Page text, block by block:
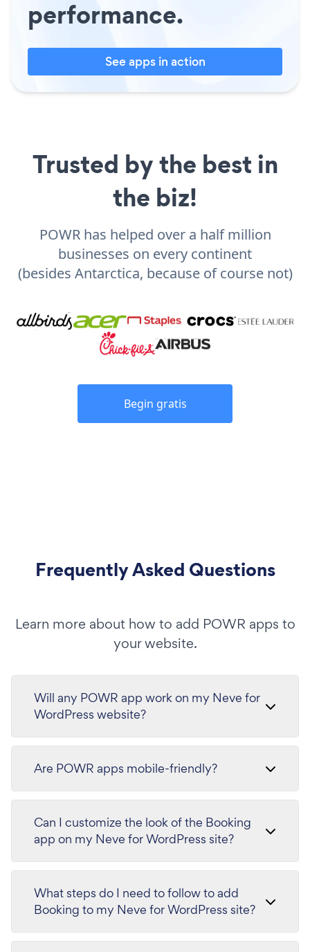
performance.
See apps in action
Trusted by the best in
the biz!
POWR has helped over a half million
businesses on every continent
(besides Antarctica, because of course not)
Begin gratis
Frequently Asked Questions
Learn more about how to add POWR apps to
your website.
Will any POWR app work on my Neve for
WordPress website?
Are POWR apps mobile-friendly?
Can I customize the look of the Booking
app on my Neve for WordPress site?
What steps do I need to follow to add
Booking to my Neve for WordPress site?